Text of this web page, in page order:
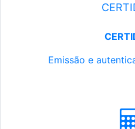
Emissão e